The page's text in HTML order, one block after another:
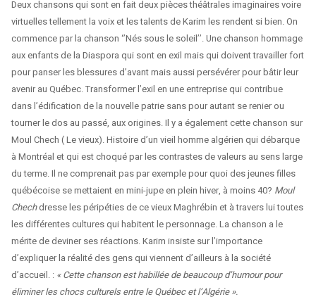
Deux chansons qui sont en fait deux pièces théâtrales imaginaires voire
virtuelles tellement la voix et les talents de Karim les rendent si bien. On
commence par la chanson ‘’Nés sous le soleil’’. Une chanson hommage
aux enfants de la Diaspora qui sont en exil mais qui doivent travailler fort
pour panser les blessures d’avant mais aussi persévérer pour bâtir leur
avenir au Québec. Transformer l’exil en une entreprise qui contribue
dans l’édification de la nouvelle patrie sans pour autant se renier ou
tourner le dos au passé, aux origines. Il y a également cette chanson sur
Moul Chech ( Le vieux). Histoire d’un vieil homme algérien qui débarque
à Montréal et qui est choqué par les contrastes de valeurs au sens large
du terme. Il ne comprenait pas par exemple pour quoi des jeunes filles
québécoise se mettaient en mini-jupe en plein hiver, à moins 40? Moul
Chechdresse les péripéties de ce vieux Maghrébin et à travers lui toutes
les différentes cultures qui habitent le personnage. La chanson a le
mérite de deviner ses réactions. Karim insiste sur l’importance
d’expliquer la réalité des gens qui viennent d’ailleurs à la société
d’accueil. : « Cette chanson est habillée de beaucoup d’humour pour
éliminer les chocs culturels entre le Québec et l’Algérie ».